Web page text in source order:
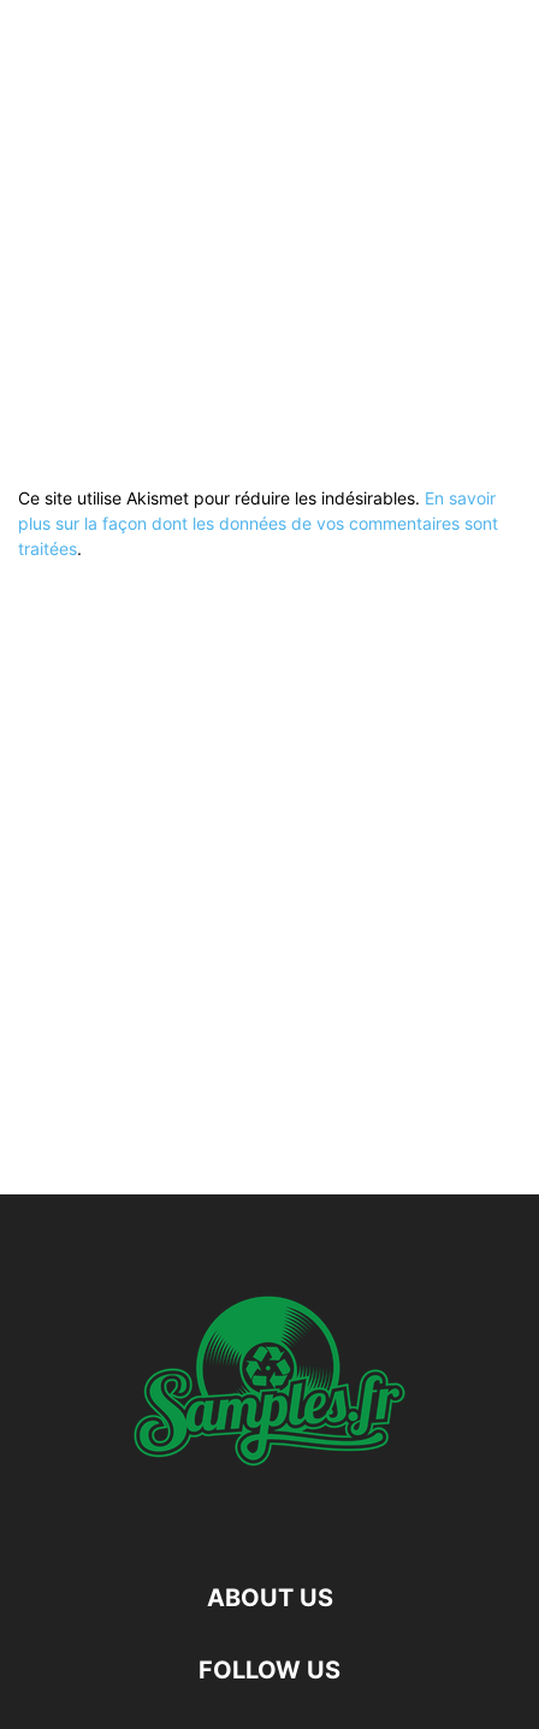
Ce site utilise Akismet pour réduire les indésirables. En savoir
plus sur la façon dont les données de vos commentaires sont
traitées.
ABOUT US
FOLLOW US